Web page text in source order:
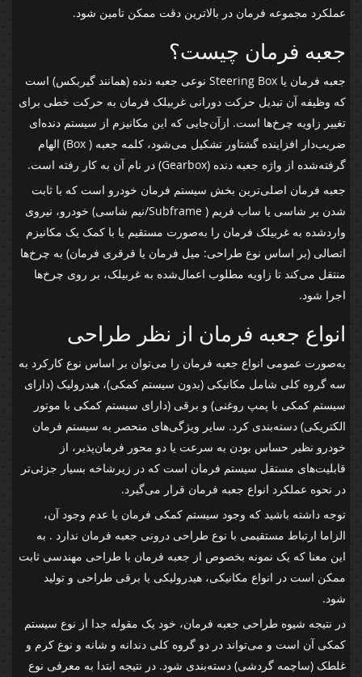
عملکرد مجموعه فرمان در بالاترین دقت ممکن تامین شود.
جعبه فرمان چیست؟
جعبه فرمان یا Steering Box نوعی جعبه دنده (همانند گیربکس) است
که وظیفه آن تبدیل حرکت دورانی غربیلک فرمان به حرکت خطی برای
تغییر زاویه چرخ‌ها است. ازآن‌جایی که این مکانیزم از سیستم دنده‌ای
ضریب‌دار افزاینده گشتاور تشکیل می‌شود، کلمه جعبه ( Box) الهام
گرفته‌شده از واژه جعبه دنده (Gearbox) در نام آن به کار رفته است.
جعبه فرمان اصلی‌ترین بخش سیستم فرمان خودرو است که با ثابت
شدن بر شاسی یا ساب فریم ( Subframe/نیم شاسی) خودرو، نیروی
واردشده به غربیلک فرمان را به‌صورت مستقیم یا با کمک یک مکانیزم
اتصالی (بر اساس نوع طراحی: میل فرمان یا قرقری فرمان) به چرخ‌ها
منتقل می‌کند تا زاویه مطلوب اعمال‌شده به غربیلک، بر روی چرخ‌ها
اجرا شود.
انواع جعبه فرمان از نظر طراحی
به‌صورت عمومی انواع جعبه فرمان را می‌توان بر اساس نوع کارکرد به
سه گروه کلی شامل مکانیکی (بدون سیستم کمکی)، هیدرولیک (دارای
سیستم کمکی با پمپ روغنی) و برقی (دارای سیستم کمکی با موتور
الکتریکی) دسته‌بندی‌ کرد. سایر ویژگی‌های منحصر به سیستم فرمان
خودرو نظیر حساس بودن به سرعت یا دو محور فرمان‌پذیر، از
قابلیت‌های مستقل سیستم فرمان است که در زیرشاخه بسیار جزئی‌تر
در نحوه عملکرد انواع جعبه فرمان قرار می‌گیرد.
توجه داشته باشید که وجود سیستم کمکی فرمان یا عدم وجود آن،
الزاما ارتباط مستقیمی با نوع طراحی درونی جعبه فرمان ندارد . به
این معنا که یک نمونه بخصوص از جعبه فرمان با طراحی مهندسی ثابت
ممکن است در انواع مکانیکی، هیدرولیکی یا برقی طراحی و تولید
شود.
در نتیجه شیوه طراحی جعبه فرمان، خود یک مقوله جدا از نوع سیستم
کمکی آن است و می‌تواند در دو گروه کلی دندانه و شانه و نوع کرم و
غلطک (ساچمه گردشی) دسته‌بندی شود. در نتیجه ابتدا به معرفی نوع